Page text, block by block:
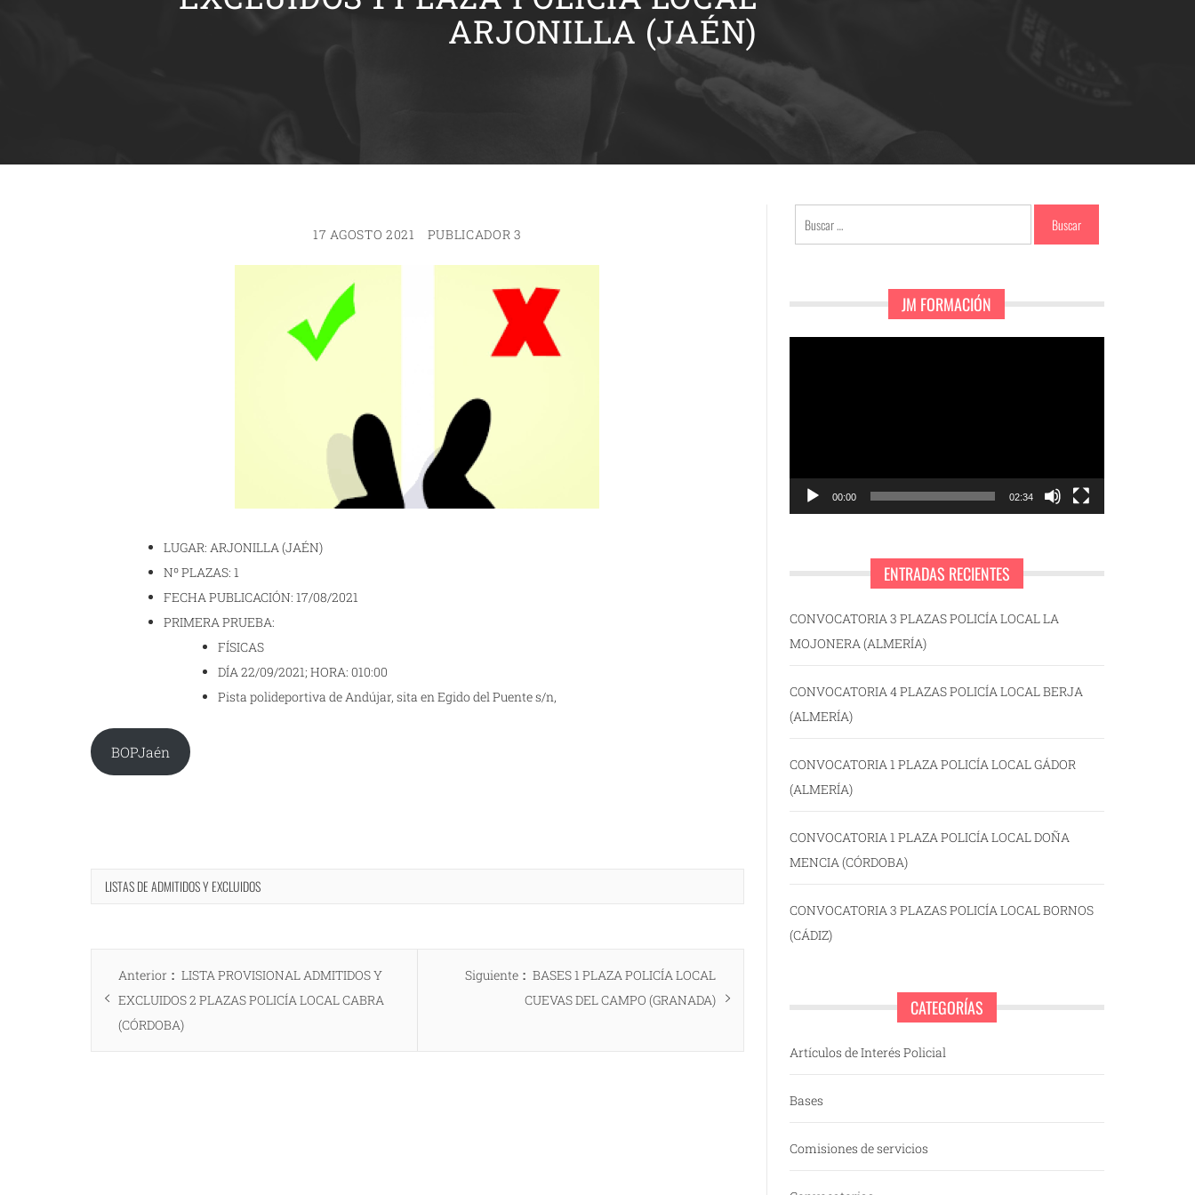
ARJONILLA (JAÉN)
17 AGOSTO 2021 PUBLICADOR 3
LUGAR: ARJONILLA (JAÉN)
Nº PLAZAS: 1
FECHA PUBLICACIÓN: 17/08/2021
PRIMERA PRUEBA:
FÍSICAS
DÍA 22/09/2021; HORA: 010:00
Pista polideportiva de Andújar, sita en Egido del Puente s/n,
BOPJaén
LISTAS DE ADMITIDOS Y EXCLUIDOS
Navegación
de
entradas
Anterior
Entrada
anterior:
LISTA PROVISIONAL ADMITIDOS Y
EXCLUIDOS 2 PLAZAS POLICÍA LOCAL CABRA
(CÓRDOBA)
Siguiente
Entrada
siguiente:
BASES 1 PLAZA POLICÍA LOCAL
CUEVAS DEL CAMPO (GRANADA)
Buscar:
JM FORMACIÓN
00:00 02:34
ENTRADAS RECIENTES
CONVOCATORIA 3 PLAZAS POLICÍA LOCAL LA
MOJONERA (ALMERÍA)
CONVOCATORIA 4 PLAZAS POLICÍA LOCAL BERJA
(ALMERÍA)
CONVOCATORIA 1 PLAZA POLICÍA LOCAL GÁDOR
(ALMERÍA)
CONVOCATORIA 1 PLAZA POLICÍA LOCAL DOÑA
MENCIA (CÓRDOBA)
CONVOCATORIA 3 PLAZAS POLICÍA LOCAL BORNOS
(CÁDIZ)
CATEGORÍAS
Artículos de Interés Policial
Bases
Comisiones de servicios